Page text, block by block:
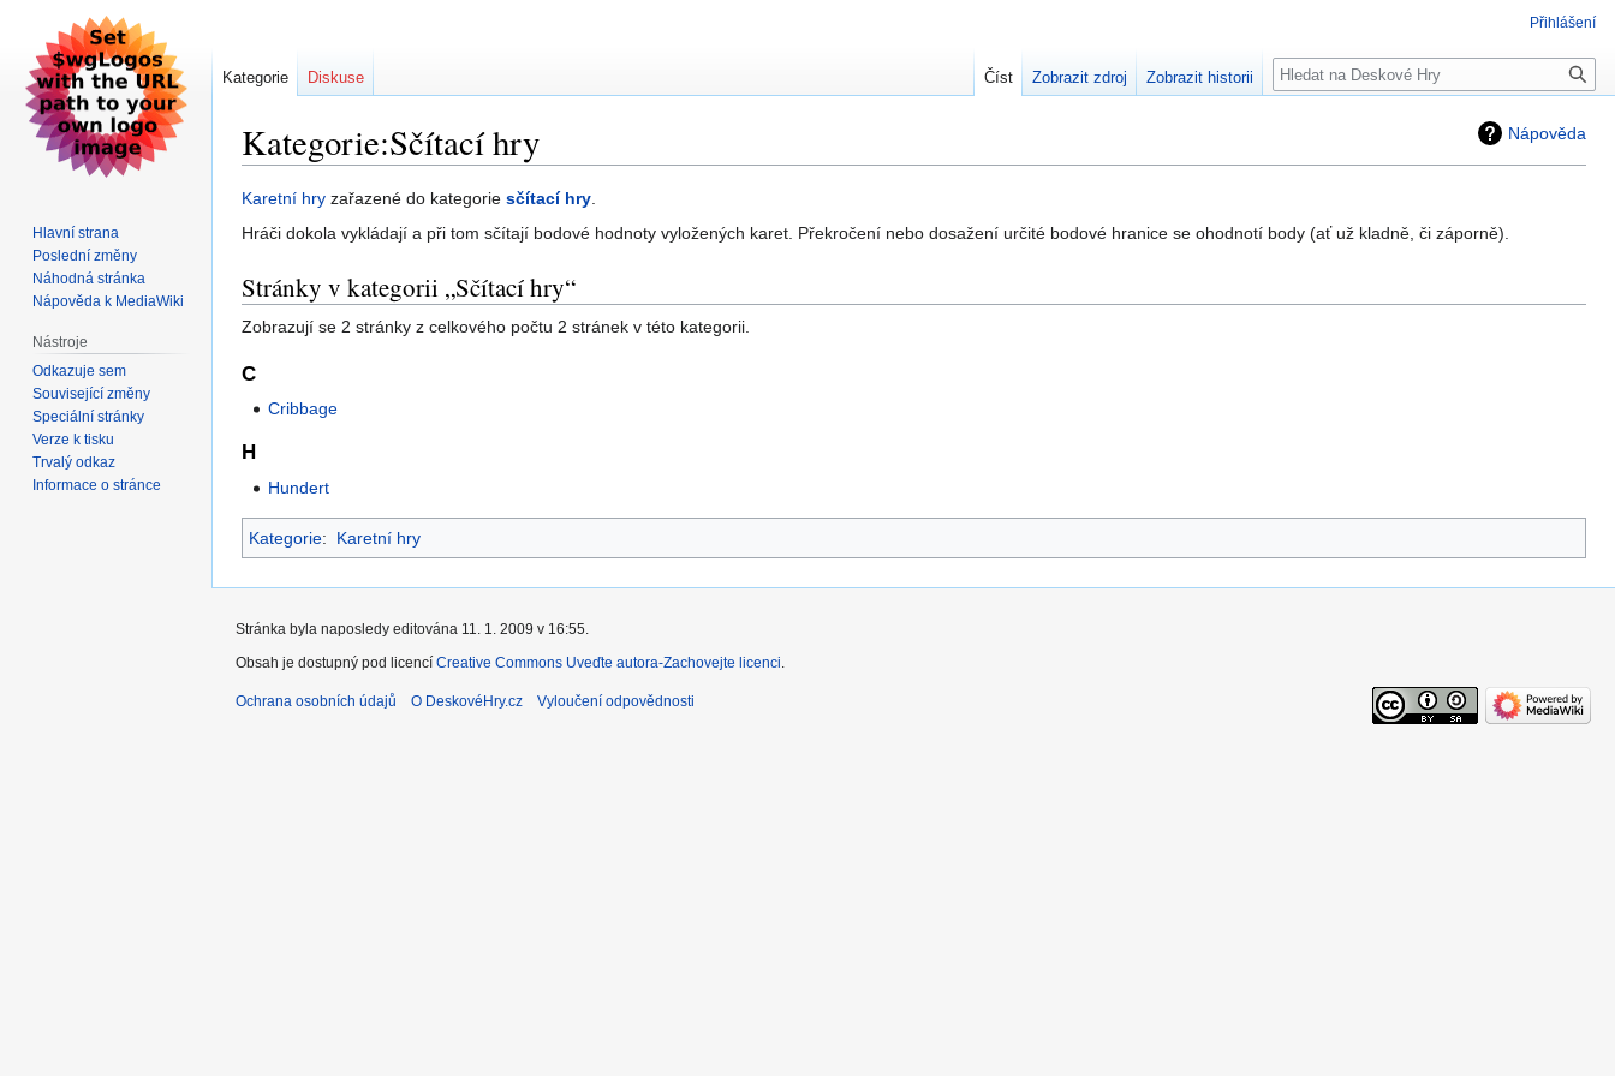
Nápověda
Kategorie:Sčítací hry
Skočit
na
Skočit
na
Karetní hry zařazené do kategorie sčítací hry.
Hráči dokola vykládají a při tom sčítají bodové hodnoty vyložených karet. Překročení nebo dosažení určité bodové hranice se ohodnotí body (ať už kladně, či záporně).
Stránky v kategorii „Sčítací hry“
Zobrazují se 2 stránky z celkového počtu 2 stránek v této kategorii.
C
Cribbage
H
Hundert
Kategorie: Karetní hry
Přihlášení
Kategorie Diskuse Číst Zobrazit zdroj Zobrazit historii Hledat
Hlavní strana
Poslední změny
Náhodná stránka
Nápověda k MediaWiki
Nástroje
Odkazuje sem
Související změny
Speciální stránky
Verze k tisku
Trvalý odkaz
Informace o stránce
Stránka byla naposledy editována 11. 1. 2009 v 16:55.
Obsah je dostupný pod licencí Creative Commons Uveďte autora-Zachovejte licenci
Ochrana osobních údajů O DeskovéHry.cz Vyloučení odpovědnosti